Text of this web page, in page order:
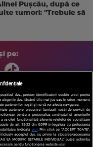
Pușcău, după ce
tumori: "Trebuie să
pe:
S.A.
confidentialitate
Termeni
Contact/Info Codul etic
dvs., precum identificatorii cookie unici pentru
dvs. făcând clic mai jos sau în orice moment,
partenerilor noștri și nu vă vor afecta navigarea.
partenere, precum si furnizorii nostri de servicii de
pentru a personaliza continutul si anunturile
va oferi functionalitati aferente retelelor de socializare
de art. 15-22 din GDPR in legatura cu prelucrarea
indicata aici. Prin click pe “ACCEPT TOATE”,
acceptul dvs. cu privire la stocarea/accesarea
SA MODIFIC SETARILE INDIVIDUAL” puteti schimba
pentru functionarea website-ului.